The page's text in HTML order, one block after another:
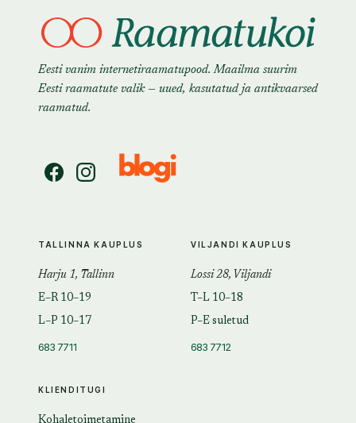
Eesti vanim internetiraamatupood. Maailma suurim
Eesti raamatute valik — uued, kasutatud ja antikvaarsed
raamatud.
KLIENDITUGI
TALLINNA KAUPLUS
Harju 1, Tallinn
E–R 10–19
L–P 10–17
683 7711
VILJANDI KAUPLUS
Lossi 28, Viljandi
T–L 10–18
P–E suletud
683 7712